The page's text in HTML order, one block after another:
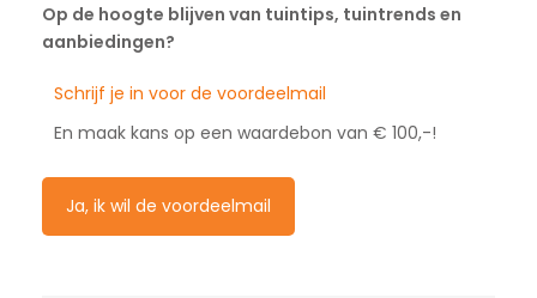
Op de hoogte blijven van tuintips, tuintrends en
aanbiedingen?
Schrijf je in voor de voordeelmail
En maak kans op een waardebon van € 100,-!
Ja, ik wil de voordeelmail